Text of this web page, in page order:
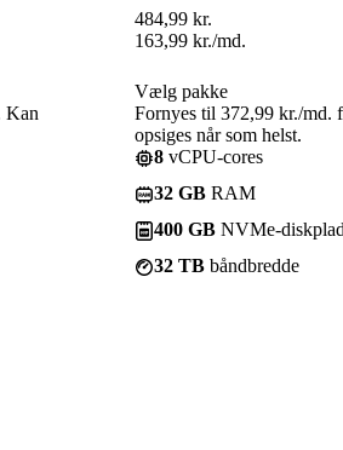
Kan
484,99 kr.
163,99 kr./md.
Vælg pakke
Fornyes til 372,99 kr./md.
opsiges når som helst.
8 vCPU-cores
32 GB RAM
400 GB NVMe-
32 TB båndbredde